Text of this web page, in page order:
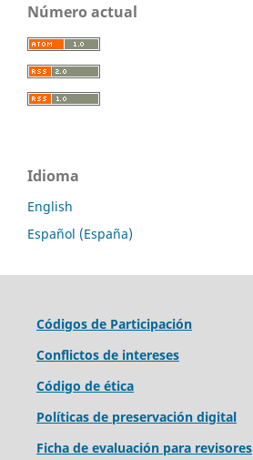
Número actual
Idioma
English
Español (España)
Códigos de Participación
Conflictos de intereses
Código de ética
Políticas de preservación digital
Ficha de evaluación para revisores